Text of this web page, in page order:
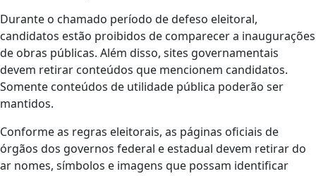
Durante o chamado período de defeso eleitoral,
candidatos estão proibidos de comparecer a inaugurações
de obras públicas. Além disso, sites governamentais
devem retirar conteúdos que mencionem candidatos.
Somente conteúdos de utilidade pública poderão ser
mantidos.
Conforme as regras eleitorais, as páginas oficiais de
órgãos dos governos federal e estadual devem retirar do
ar nomes, símbolos e imagens que possam identificar